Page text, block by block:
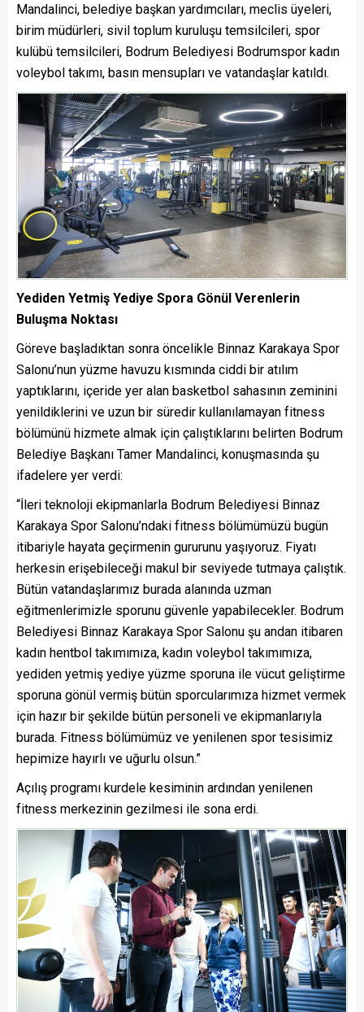
Mandalinci, belediye başkan yardımcıları, meclis üyeleri,
birim müdürleri, sivil toplum kuruluşu temsilcileri, spor
kulübü temsilcileri, Bodrum Belediyesi Bodrumspor kadın
voleybol takımı, basın mensupları ve vatandaşlar katıldı.
Yediden Yetmiş Yediye Spora Gönül Verenlerin
Buluşma Noktası
Göreve başladıktan sonra öncelikle Binnaz Karakaya Spor
Salonu’nun yüzme havuzu kısmında ciddi bir atılım
yaptıklarını, içeride yer alan basketbol sahasının zeminini
yenildiklerini ve uzun bir süredir kullanılamayan fitness
bölümünü hizmete almak için çalıştıklarını belirten Bodrum
Belediye Başkanı Tamer Mandalinci, konuşmasında şu
ifadelere yer verdi:
“İleri teknoloji ekipmanlarla Bodrum Belediyesi Binnaz
Karakaya Spor Salonu’ndaki fitness bölümümüzü bugün
itibariyle hayata geçirmenin gururunu yaşıyoruz. Fiyatı
herkesin erişebileceği makul bir seviyede tutmaya çalıştık.
Bütün vatandaşlarımız burada alanında uzman
eğitmenlerimizle sporunu güvenle yapabilecekler. Bodrum
Belediyesi Binnaz Karakaya Spor Salonu şu andan itibaren
kadın hentbol takımımıza, kadın voleybol takımımıza,
yediden yetmiş yediye yüzme sporuna ile vücut geliştirme
sporuna gönül vermiş bütün sporcularımıza hizmet vermek
için hazır bir şekilde bütün personeli ve ekipmanlarıyla
burada. Fitness bölümümüz ve yenilenen spor tesisimiz
hepimize hayırlı ve uğurlu olsun.”
Açılış programı kurdele kesiminin ardından yenilenen
fitness merkezinin gezilmesi ile sona erdi.